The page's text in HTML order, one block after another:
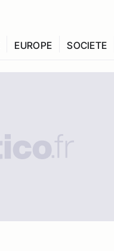
EUROPE SOCIETE